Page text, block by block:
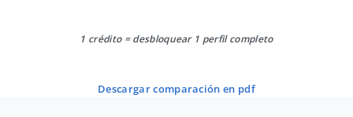
1 crédito = desbloquear 1 perfil completo
descargar comparación en pdf